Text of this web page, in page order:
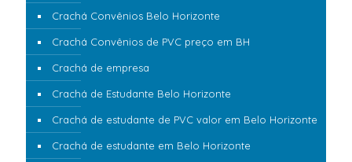
Crachá Convênios Belo Horizonte
Crachá Convênios de PVC preço em BH
Crachá de empresa
Crachá de Estudante Belo Horizonte
Crachá de estudante de PVC valor em Belo Horizonte
Crachá de estudante em Belo Horizonte